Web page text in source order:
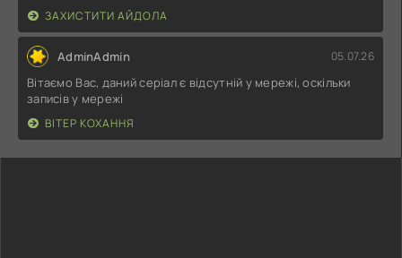
ЗАХИСТИТИ АЙДОЛА
AdminAdmin 05.07.26
Вітаємо Вас, даний серіал є відсутній у мережі, оскільки
записів у мережі
ВІТЕР КОХАННЯ